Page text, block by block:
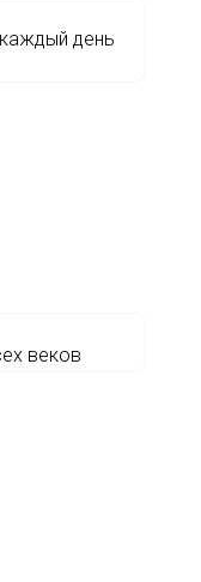
день
веков